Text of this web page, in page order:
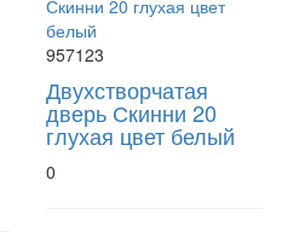
957123
Двухстворчатая
дверь Скинни 20
глухая цвет белый
0